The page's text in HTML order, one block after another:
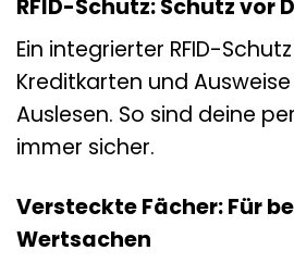
RFID-Schutz: Schutz vor
Ein integrierter RFID-
Kreditkarten und
Auslesen. So sind deine
immer sicher.
Versteckte Fächer: Für
Wertsachen